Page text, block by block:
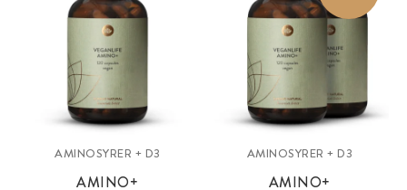
AMINOSYRER + D3
AMINO+
AMINOSYRER + D3
AMINO+